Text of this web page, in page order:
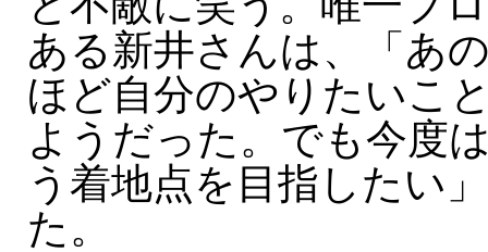
ある新井さんは、「あ
ほど自分のやりたいこ
ようだった。でも今度
う着地点を目指したい
た。